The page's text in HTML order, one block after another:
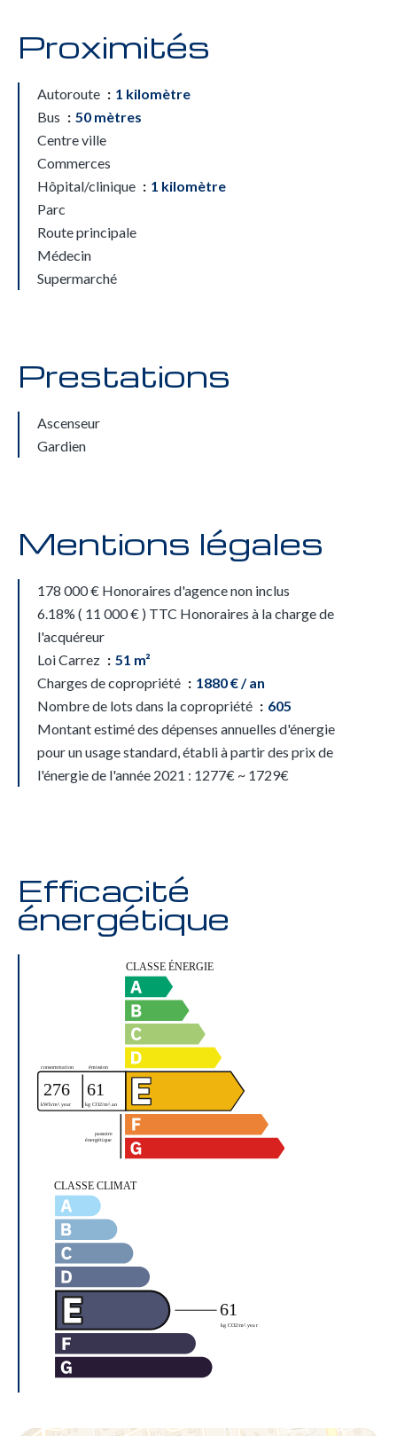
Proximités
Autoroute
1 kilomètre
Bus
50 mètres
Centre ville
Commerces
Hôpital/clinique
1 kilomètre
Parc
Route principale
Médecin
Supermarché
Prestations
Ascenseur
Gardien
Mentions légales
178 000 € Honoraires d'agence non inclus
6.18% ( 11 000 € ) TTC Honoraires à la charge de
l'acquéreur
Loi Carrez
51 m²
Charges de copropriété
1880 € / an
Nombre de lots dans la copropriété
605
Montant estimé des dépenses annuelles d'énergie
pour un usage standard, établi à partir des prix de
l'énergie de l'année 2021 : 1277€ ~ 1729€
Efficacité
énergétique